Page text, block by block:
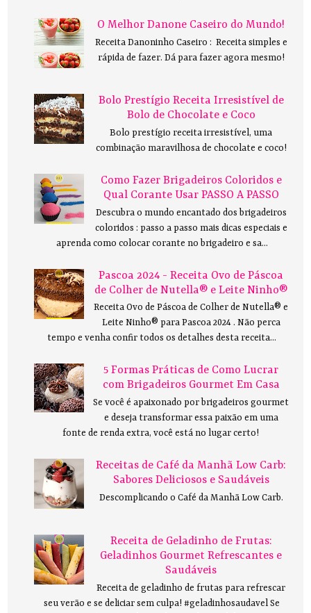
O Melhor Danone Caseiro do Mundo!
Receita Danoninho Caseiro : Receita simples e
rápida de fazer. Dá para fazer agora mesmo!
Bolo Prestígio Receita Irresistível de
Bolo de Chocolate e Coco
Bolo prestígio receita irresistível, uma
combinação maravilhosa de chocolate e coco!
Como Fazer Brigadeiros Coloridos e
Qual Corante Usar PASSO A PASSO
Descubra o mundo encantado dos brigadeiros
coloridos : passo a passo mais dicas especiais e
aprenda como colocar corante no brigadeiro e sa...
Pascoa 2024 - Receita Ovo de Páscoa
de Colher de Nutella® e Leite Ninho®
Receita Ovo de Páscoa de Colher de Nutella® e
Leite Ninho® para Pascoa 2024 . Não perca
tempo e venha confir todos os detalhes desta receita...
5 Formas Práticas de Como Lucrar
com Brigadeiros Gourmet Em Casa
Se você é apaixonado por brigadeiros gourmet
e deseja transformar essa paixão em uma
fonte de renda extra, você está no lugar certo!
Receitas de Café da Manhã Low Carb:
Sabores Deliciosos e Saudáveis
Descomplicando o Café da Manhã Low Carb.
Receita de Geladinho de Frutas:
Geladinhos Gourmet Refrescantes e
Saudáveis
Receita de geladinho de frutas para refrescar
seu verão e se deliciar sem culpa! #geladinhosaudavel Se